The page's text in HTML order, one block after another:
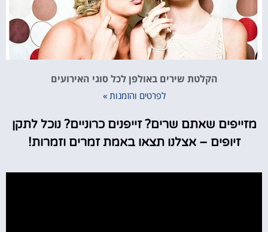
הקלטת שירים באולפן לכל סוגי האירועים
לפרטים והזמנות »
מזייפים שאתם שרים? זייפנים כרוניים? נוכל לתקן
זיופים – אצלנו תצאו באמת זמרים וזמרות!